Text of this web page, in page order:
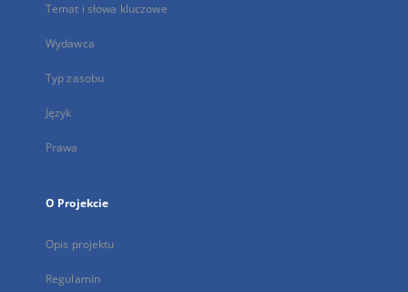
Temat i słowa kluczowe
Wydawca
Typ zasobu
Język
Prawa
O Projekcie
Opis projektu
Regulamin